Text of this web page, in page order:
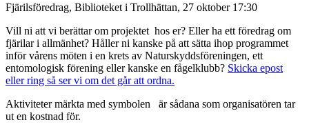
Fjärilsföredrag, Biblioteket i Trollhättan, 27 oktober 17:30
Vill ni att vi berättar om projektet hos er? Eller ha ett föredrag om
fjärilar i allmänhet? Håller ni kanske på att sätta ihop programmet
inför vårens möten i en krets av Naturskyddsföreningen, ett
entomologisk förening eller kanske en fågelklubb? Skicka epost
eller ring så ser vi om det går att ordna.
Aktiviteter märkta med symbolen
är sådana som organisatören tar
ut en kostnad för.